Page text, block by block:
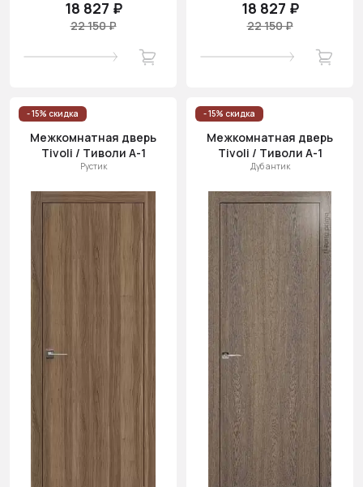
18 827 ₽
22 150 ₽
18 827 ₽
22 150 ₽
- 15% скидка
Межкомнатная дверь
Tivoli / Тиволи А-1
Рустик
- 15% скидка
Межкомнатная дверь
Tivoli / Тиволи А-1
Дуб антик